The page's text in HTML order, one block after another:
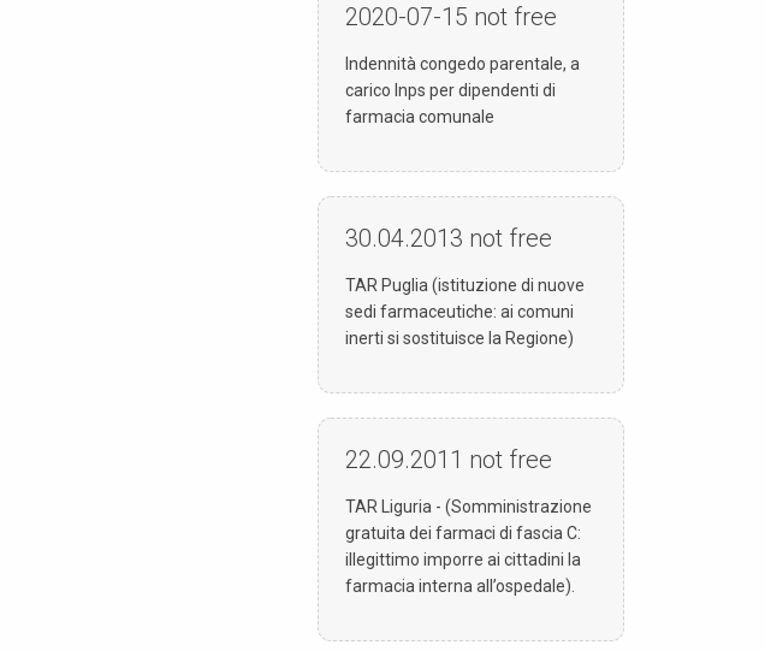
2020-07-15 not free
Indennità congedo parentale, a
carico Inps per dipendenti di
farmacia comunale
30.04.2013 not free
TAR Puglia (istituzione di nuove
sedi farmaceutiche: ai comuni
inerti si sostituisce la Regione)
22.09.2011 not free
TAR Liguria - (Somministrazione
gratuita dei farmaci di fascia C:
illegittimo imporre ai cittadini la
farmacia interna all’ospedale).